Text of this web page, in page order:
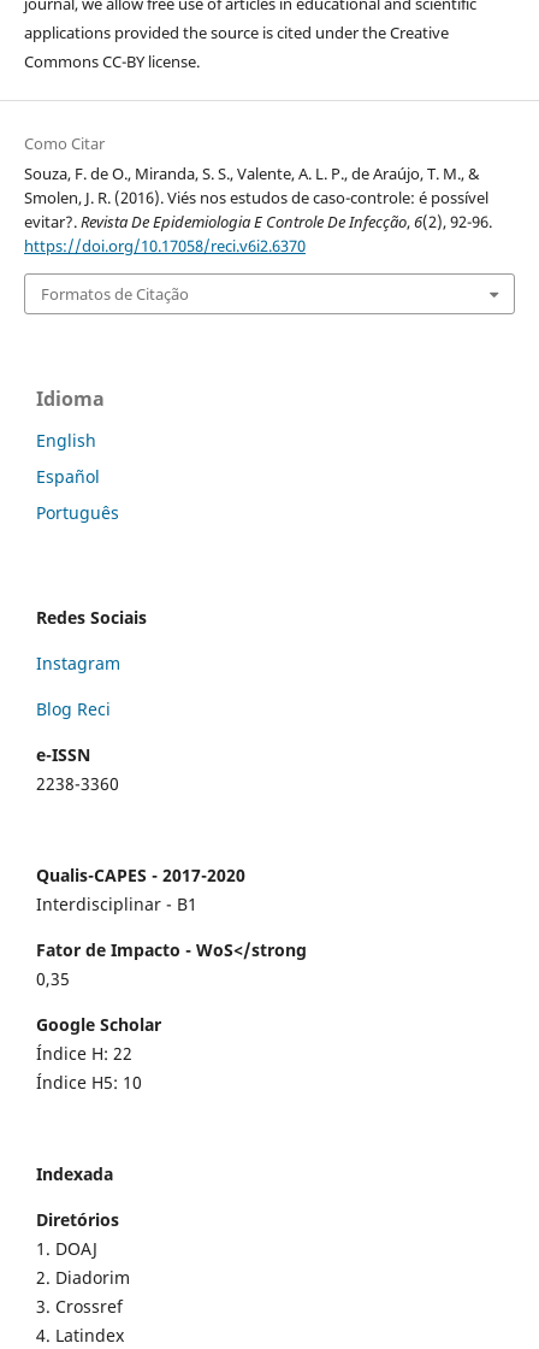
applications provided the source is cited under the Creative
Commons CC-BY license.
Como Citar
Souza, F. de O., Miranda, S. S., Valente, A. L. P., de Araújo, T. M., &
Smolen, J. R. (2016). Viés nos estudos de caso-controle: é possível
evitar?.Revista De Epidemiologia E Controle De Infecção,6(2), 92-96.
https://doi.org/10.17058/reci.v6i2.6370
Formatos de Citação
Idioma
English
Español
Português
Redes Sociais
Instagram
Blog Reci
e-ISSN
2238-3360
Qualis-CAPES - 2017-2020
Interdisciplinar - B1
Fator de Impacto - WoS</strong
0,35
Google Scholar
Índice H: 22
Índice H5: 10
Indexada
Diretórios
1. DOAJ
2. Diadorim
3. Crossref
4. Latindex